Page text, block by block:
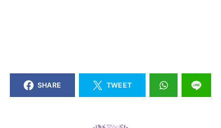
SHARE TWEET